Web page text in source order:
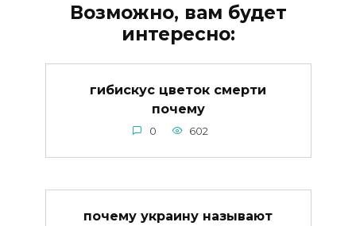
Возможно, вам будет
интересно:
гибискус цветок смерти
почему
0 602
почему украину называют